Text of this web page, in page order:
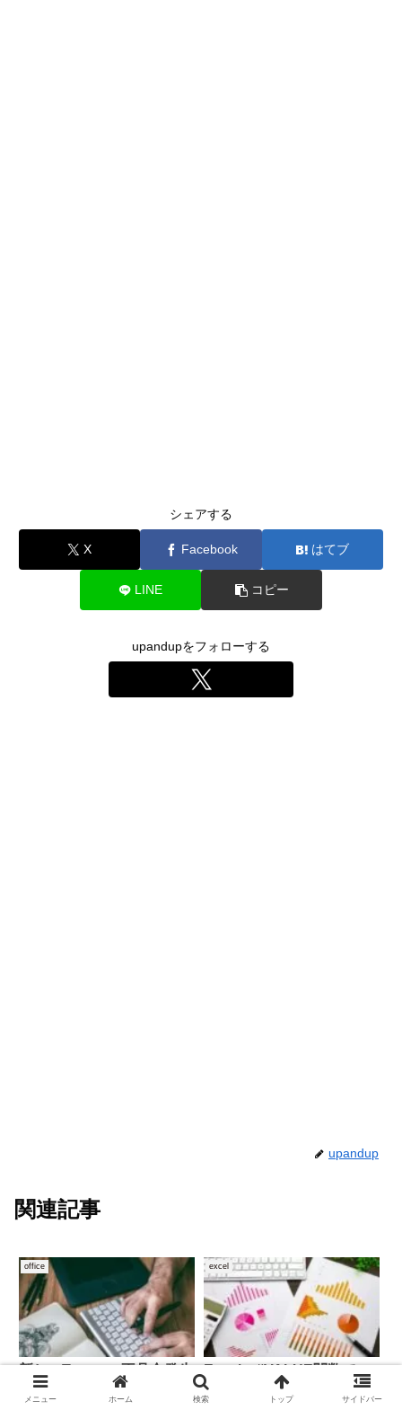
シェアする
X Facebook はてブ
LINE コピー
upandupをフォローする
upandup
関連記事
office
新しいTeamsの不具合発生
時に試すサインアウトと終
了方法について
excel
Excelの#VALUE関数でエ
ラーが出る原因と対応方法
を徹底解説【初心者向け】
メニュー ホーム 検索 トップ サイドバー